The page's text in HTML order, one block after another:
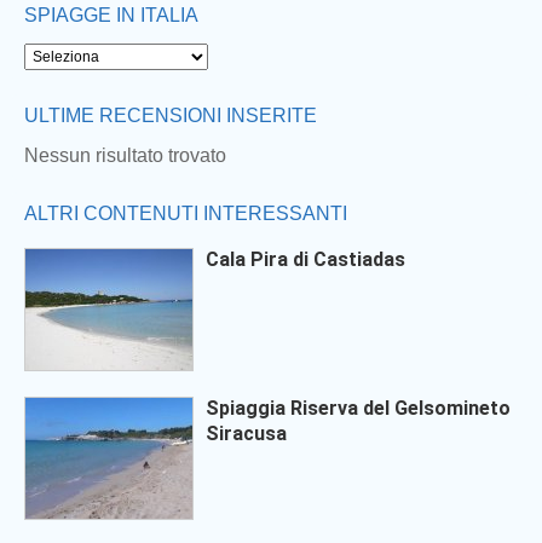
SPIAGGE IN ITALIA
ULTIME RECENSIONI INSERITE
Nessun risultato trovato
ALTRI CONTENUTI INTERESSANTI
Cala Pira di Castiadas
Spiaggia Riserva del Gelsomineto
Siracusa